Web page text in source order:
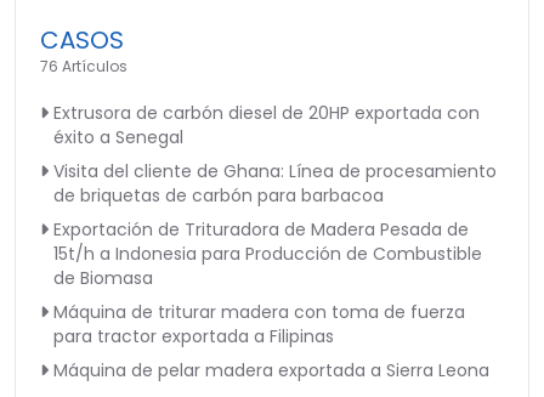
CASOS
76 Artículos
Extrusora de carbón diesel de 20HP exportada con
éxito a Senegal
Visita del cliente de Ghana: Línea de procesamiento
de briquetas de carbón para barbacoa
Exportación de Trituradora de Madera Pesada de
15t/h a Indonesia para Producción de Combustible
de Biomasa
Máquina de triturar madera con toma de fuerza
para tractor exportada a Filipinas
Máquina de pelar madera exportada a Sierra Leona